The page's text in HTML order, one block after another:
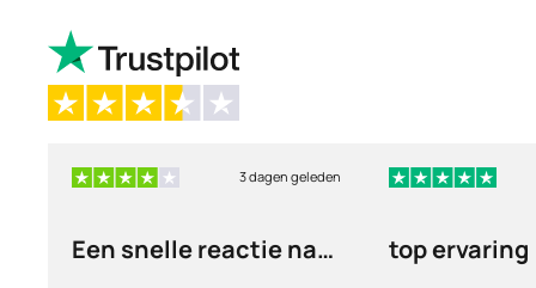
3 dagen geleden
Een snelle reactie na
top ervaring